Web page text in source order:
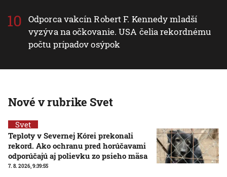
Odporca vakcín Robert F. Kennedy mladší
vyzýva na očkovanie. USA čelia rekordnému
počtu prípadov osýpok
Nové v rubrike Svet
Svet
Teploty v Severnej Kórei prekonali
rekord. Ako ochranu pred horúčavami
odporúčajú aj polievku zo psieho mäsa
7. 8. 2026, 9:39:55